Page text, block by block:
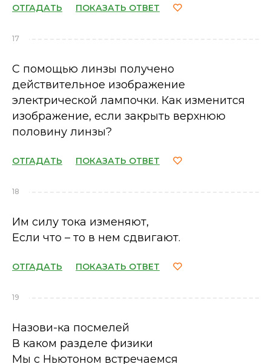
ОТГАДАТЬ ПОКАЗАТЬ ОТВЕТ
17
С помощью линзы получено
действительное изображение
электрической лампочки. Как изменится
изображение, если закрыть верхнюю
половину линзы?
ОТГАДАТЬ ПОКАЗАТЬ ОТВЕТ
18
Им силу тока изменяют,
Если что – то в нем сдвигают.
ОТГАДАТЬ ПОКАЗАТЬ ОТВЕТ
19
Назови-ка посмелей
В каком разделе физики
Мы с Ньютоном встречаемся